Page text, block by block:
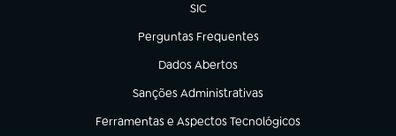
SIC
(abre em nova aba)
Perguntas Frequentes
(abre em nova aba)
Dados Abertos
(abre em nova aba)
Sanções Administrativas
(abre em nova aba)
Ferramentas e Aspectos Tecnológicos
(abre em nova aba)